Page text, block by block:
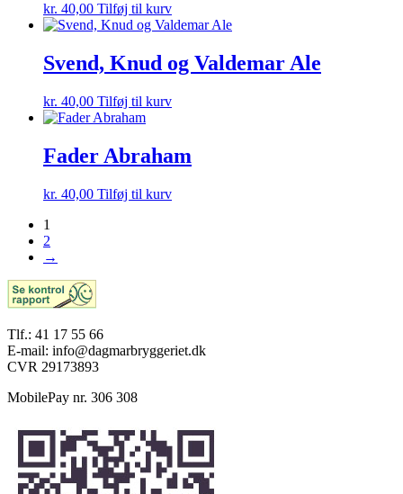
kr. 40,00 Tilføj til kurv
Svend, Knud og Valdemar Ale
kr. 40,00 Tilføj til kurv
Fader Abraham
kr. 40,00 Tilføj til kurv
1
2
→
Tlf.: 41 17 55 66
E-mail: info@dagmarbryggeriet.dk
CVR 29173893
MobilePay nr. 306 308